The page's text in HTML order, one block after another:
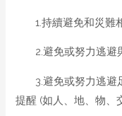
1.持續避免和災難相
2.避免或努力逃避與
3.避免或努力逃避
提醒 (如人、地、物、